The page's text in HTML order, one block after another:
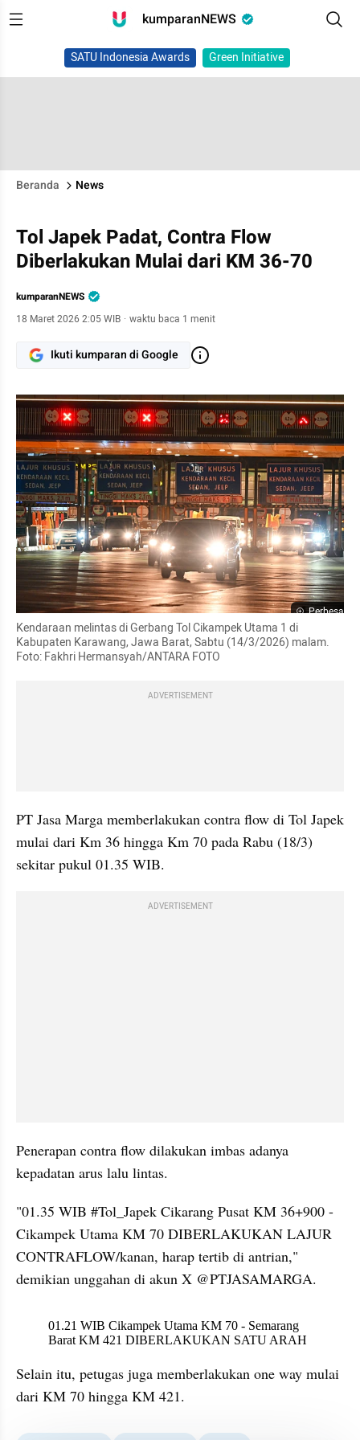
kumparanNEWS
SATU Indonesia Awards Green Initiative
Beranda News
Tol Japek Padat, Contra Flow
Diberlakukan Mulai dari KM 36-70
kumparanNEWS
18 Maret 2026 2:05 WIB · waktu baca 1 menit
Ikuti kumparan di Google
Perbesar
Kendaraan melintas di Gerbang Tol Cikampek Utama 1 di
Kabupaten Karawang, Jawa Barat, Sabtu (14/3/2026) malam.
Foto: Fakhri Hermansyah/ANTARA FOTO
ADVERTISEMENT
PT Jasa Marga memberlakukan contra flow di Tol Japek
mulai dari Km 36 hingga Km 70 pada Rabu (18/3)
sekitar pukul 01.35 WIB.
ADVERTISEMENT
Penerapan contra flow dilakukan imbas adanya
kepadatan arus lalu lintas.
"01.35 WIB #Tol_Japek Cikarang Pusat KM 36+900 -
Cikampek Utama KM 70 DIBERLAKUKAN LAJUR
CONTRAFLOW/kanan, harap tertib di antrian,"
demikian unggahan di akun X @PTJASAMARGA.
X post embed
Selain itu, petugas juga memberlakukan one way mulai
dari KM 70 hingga KM 421.